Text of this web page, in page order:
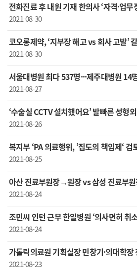
전화진료 후 내원 기재 한의사 ‘자격·업무
2021-08-30
코오롱제약, ‘지부장 해고 vs 회사 고발’
2021-08-30
서울대병원 최다 537명···제주대병원 14
2021-08-27
‘수술실 CCTV 설치했어요’ 발빠른 성형
2021-08-26
복지부 ‘PA 의료행위, ’집도의 책임제‘ 검
2021-08-25
아산 진료부원장→원장 vs 삼성 진료부
2021-08-24
조민씨 인턴 근무 한일병원 ‘의사면허 취
2021-08-24
가톨릭의료원 기획실장 민창기·의대학장
2021-08-23